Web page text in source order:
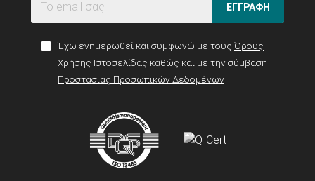
ΕΓΓΡΑΦΗ
Έχω ενημερωθεί και συμφωνώ με τους Όρους
Χρήσης Ιστοσελίδας καθώς και με την σύμβαση
Προστασίας Προσωπικών Δεδομένων